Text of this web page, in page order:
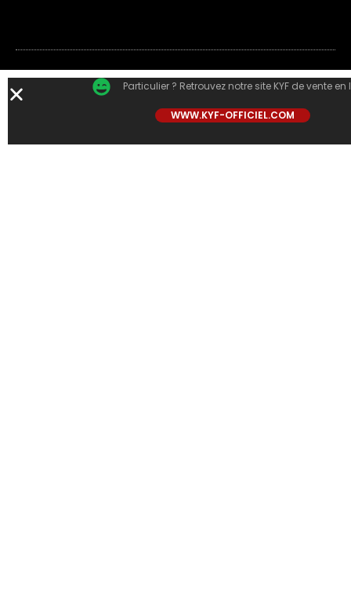
Particulier ? Retrouvez notre site KYF de vente en
WWW.KYF-OFFICIEL.COM